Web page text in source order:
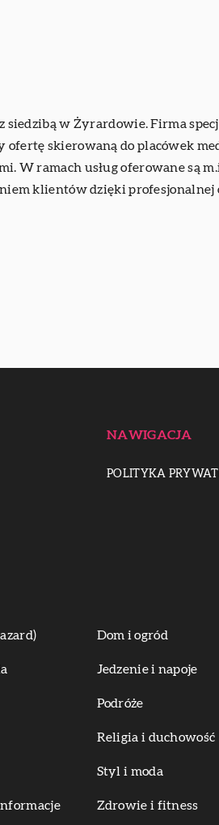
w Żyrardowie. Firma
skierowaną do placówek
W ramach usług oferowane są
klientów dzięki profesjonalnej
NAWIGACJA
POLITYKA
Dom i ogród
Jedzenie i napoje
Podróże
Religia i duchowość
Styl i moda
Zdrowie i fitness